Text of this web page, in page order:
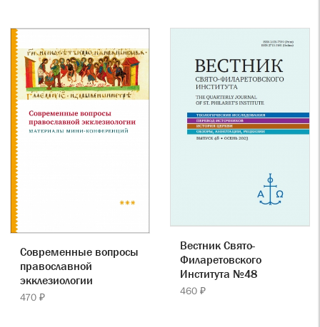
Современные вопросы
православной
экклезиологии
470 ₽
Вестник Свято-
Филаретовского
Института №48
460 ₽